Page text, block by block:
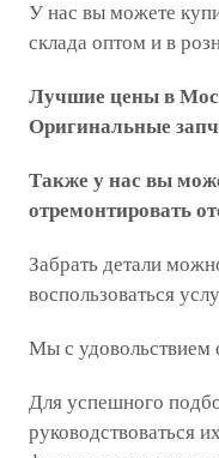
У нас вы можете
склада оптом и в
Лучшие цены в
Оригинальные
Также у нас вы
отремонтировать
Забрать детали
воспользоваться
Мы с удовольствием
Для успешного
руководствоваться